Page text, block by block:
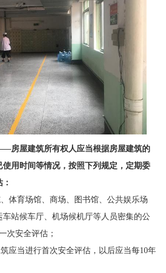
房屋建筑所有权人应当根据房屋建筑的
用时间等情况，按照下列规定，定期委
体育场馆、商场、图书馆、公共娱乐场
站候车厅、机场候机厅等人员密集的公
次安全评估；
应当进行首次安全评估，以后应当每10年